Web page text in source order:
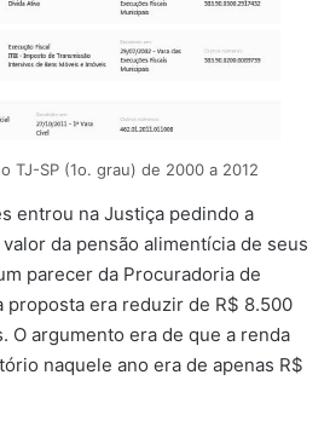
TJ-SP (1o. grau) de 2000 a 2012
entrou na Justiça pedindo a
da pensão alimentícia de seus
parecer da Procuradoria de
proposta era reduzir de R$ 8.500
O argumento era de que a renda
naquele ano era de apenas R$